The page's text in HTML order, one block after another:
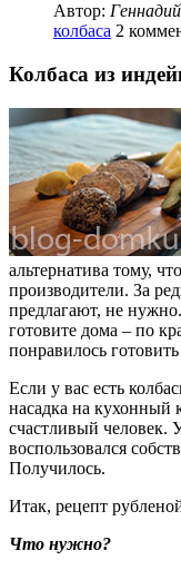
Автор:
колбаса 2
Колбаса из
альтернатива тому,
производители. За
предлагают, не
готовите дома – по
понравилось
Если у вас есть
насадка на кухонный
счастливый человек.
воспользовался
Получилось.
Итак, рецепт
Что нужно?